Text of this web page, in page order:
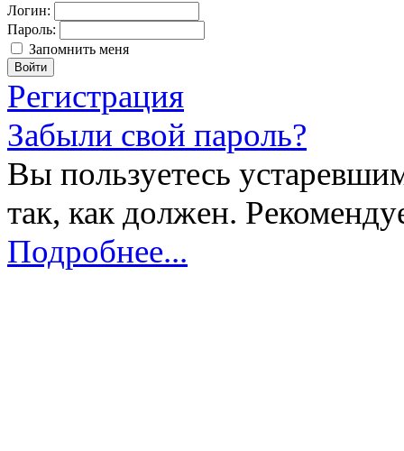
Логин:
Пароль:
Запомнить меня
Регистрация
Забыли свой пароль?
Вы пользуетесь
так, как должен.
Подробнее...